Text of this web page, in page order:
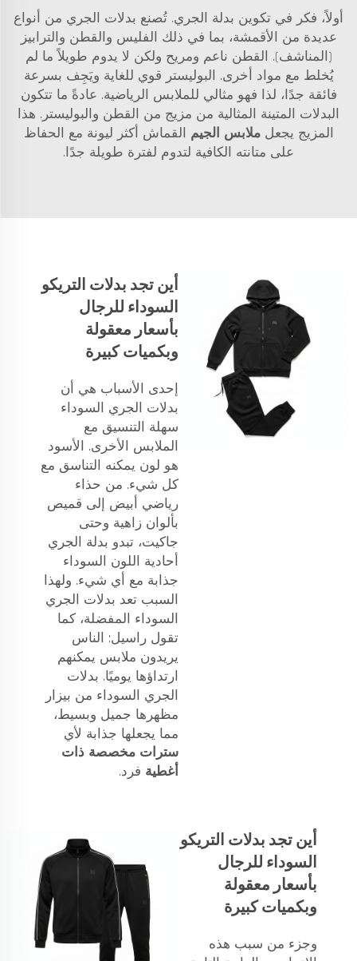
أولاً، فكر في تكوين بدلة الجري. تُصنع بدلات الجري من أنواع
عديدة من الأقمشة، بما في ذلك الفليس والقطن والترابيز
(المناشف). القطن ناعم ومريح ولكن لا يدوم طويلاً ما لم
يُخلط مع مواد أخرى. البوليستر قوي للغاية ويَجِف بسرعة
فائقة جدًا، لذا فهو مثالي للملابس الرياضية. عادةً ما تتكون
البدلات المتينة المثالية من مزيج من القطن والبوليستر. هذا
المزيج يجعلملابس الجيم القماش أكثر ليونة مع الحفاظ
على متانته الكافية لتدوم لفترة طويلة جدًا.
أين تجد بدلات التريكو
السوداء للرجال
بأسعار معقولة
وبكميات كبيرة
إحدى الأسباب هي أن
بدلات الجري السوداء
سهلة التنسيق مع
الملابس الأخرى. الأسود
هو لون يمكنه التناسق مع
كل شيء. من حذاء
رياضي أبيض إلى قميص
بألوان زاهية وحتى
جاكيت، تبدو بدلة الجري
أحادية اللون السوداء
جذابة مع أي شيء. ولهذا
السبب تعد بدلات الجري
السوداء المفضلة، كما
تقول راسيل: الناس
يريدون ملابس يمكنهم
ارتداؤها يوميًا. بدلات
الجري السوداء من بيزار
مظهرها جميل وبسيط،
مما يجعلها جذابة لأي
سترات مخصصة ذات
أغطية فرد.
أين تجد بدلات التريكو
السوداء للرجال
بأسعار معقولة
وبكميات كبيرة
وجزء من سبب هذه